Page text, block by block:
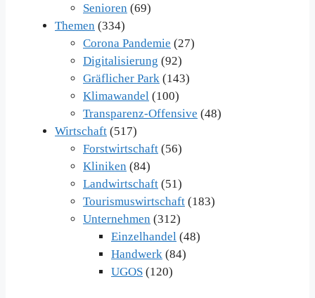
Senioren (69)
Themen (334)
Corona Pandemie (27)
Digitalisierung (92)
Gräflicher Park (143)
Klimawandel (100)
Transparenz-Offensive (48)
Wirtschaft (517)
Forstwirtschaft (56)
Kliniken (84)
Landwirtschaft (51)
Tourismuswirtschaft (183)
Unternehmen (312)
Einzelhandel (48)
Handwerk (84)
UGOS (120)